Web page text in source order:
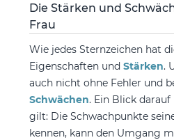
Die Stärken und
Frau
Wie jedes Sternzeichen hat
Eigenschaften und Stärken.
auch nicht ohne Fehler und
Schwächen. Ein Blick
gilt: Die Schwachpunkte
kennen, kann den Umgang